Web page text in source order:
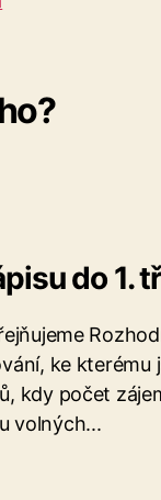
do 1.
ke kterému
kdy počet
volných...